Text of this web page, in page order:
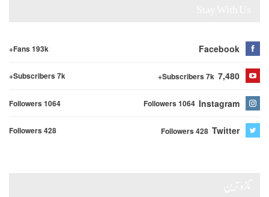
Facebook
Fans 193k+
7,480
Subscribers 7k+
Subscribers 7k+
Instagram
Followers 1064
Followers 1064
Twitter
Followers 428
Followers 428